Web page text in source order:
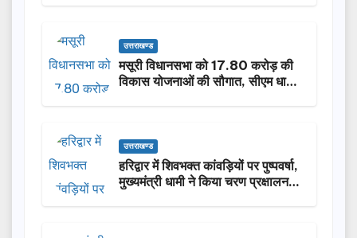
उत्तराखण्ड
मसूरी विधानसभा को 17.80 करोड़ की
विकास योजनाओं की सौगात, सीएम धामी
उत्तराखण्ड
हरिद्वार में शिवभक्त कांवड़ियों पर पुष्पवर्षा,
मुख्यमंत्री धामी ने किया चरण प्रक्षालन…